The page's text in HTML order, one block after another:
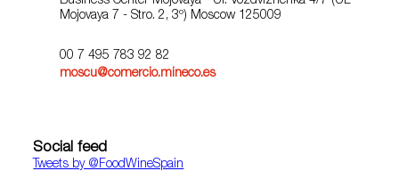
Mojovaya 7 - Stro. 2, 3º) Moscow 125009
00 7 495 783 92 82
moscu@comercio.mineco.es
Social feed
Tweets by ‎@FoodWineSpain